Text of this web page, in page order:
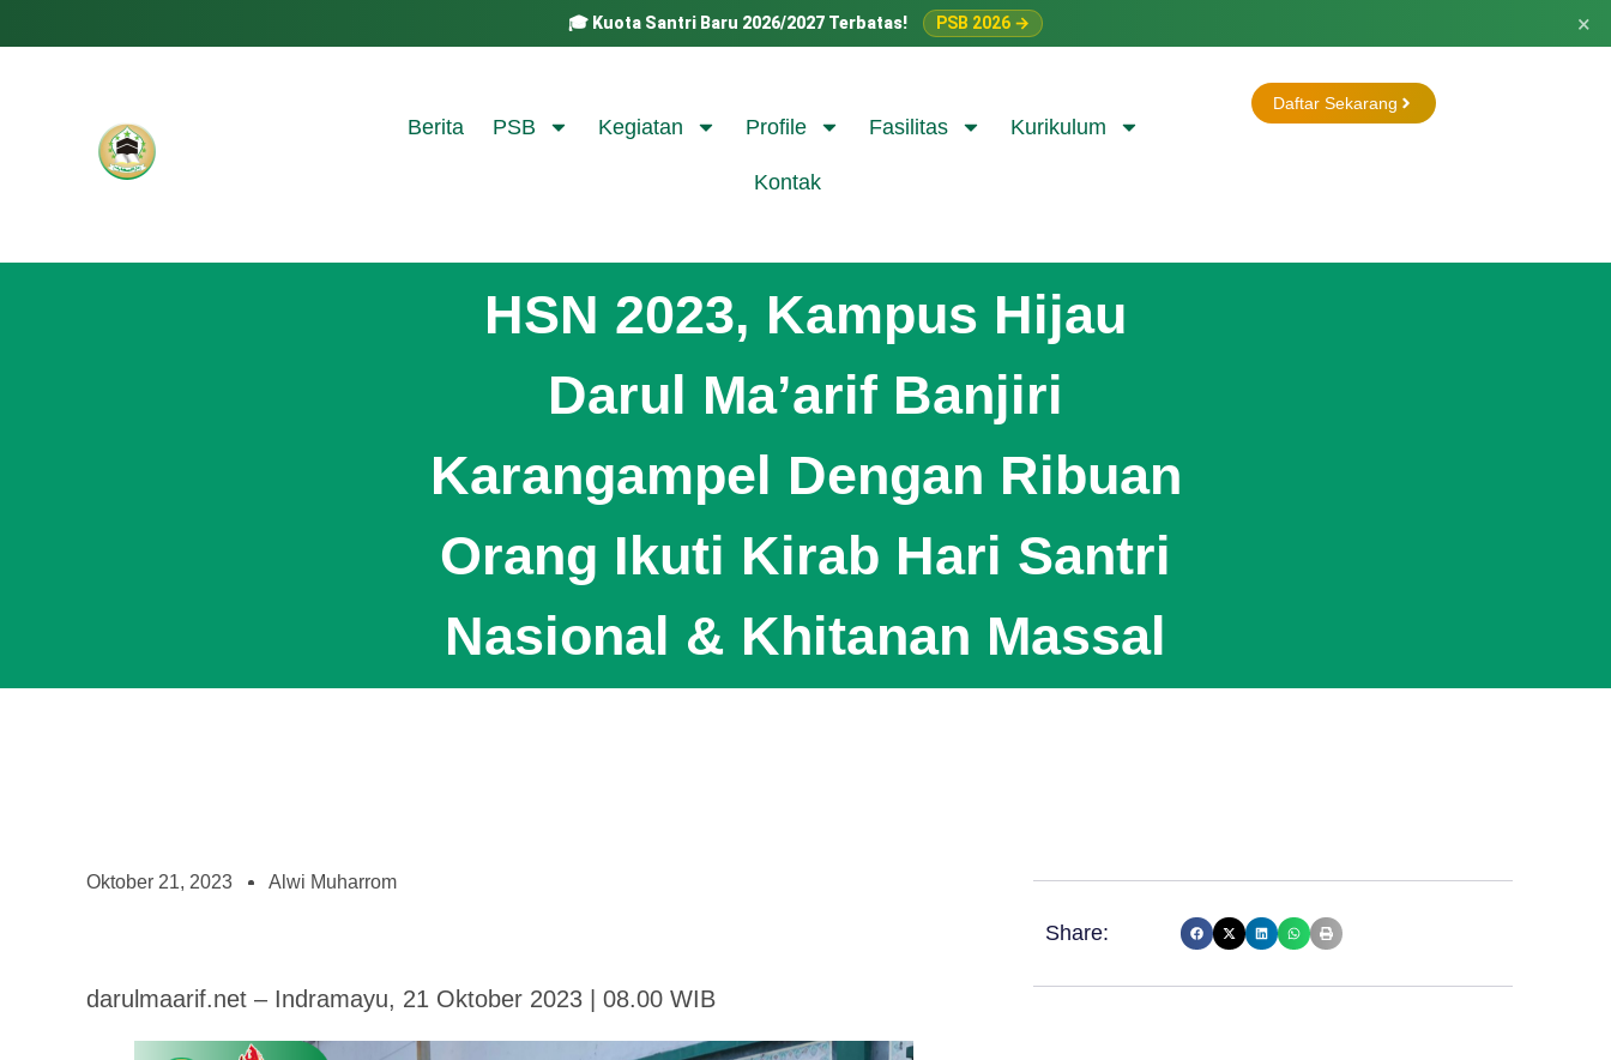
🎓 Kuota Santri Baru 2026/2027 Terbatas! PSB 2026 → ×
Berita PSB Kegiatan Profile Fasilitas Kurikulum
Kontak
Daftar Sekarang
HSN 2023, Kampus Hijau
Darul Ma’arif Banjiri
Karangampel Dengan Ribuan
Orang Ikuti Kirab Hari Santri
Nasional & Khitanan Massal
Oktober 21, 2023 Alwi Muharrom
darulmaarif.net – Indramayu, 21 Oktober 2023 | 08.00 WIB
Share: